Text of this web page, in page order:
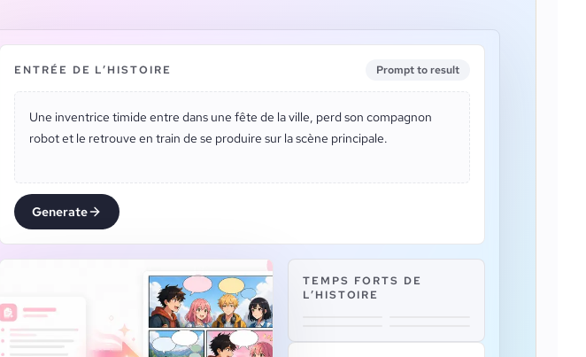
ENTRÉE DE L’HISTOIRE Prompt to result
Une inventrice timide entre dans une fête de la ville, perd son compagnon
robot et le retrouve en train de se produire sur la scène principale.
Generate
TEMPS FORTS DE
L’HISTOIRE